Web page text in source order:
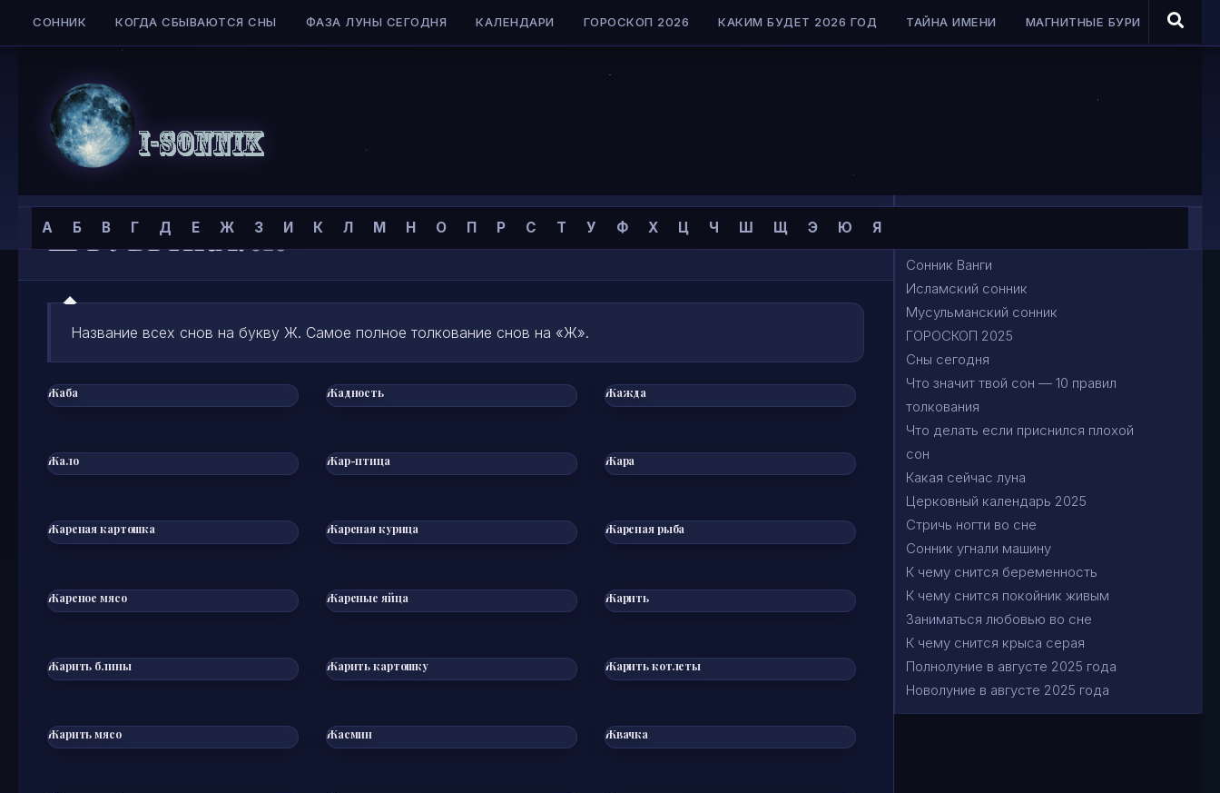
Skip to content
СОННИК КОГДА СБЫВАЮТСЯ СНЫ ФАЗА ЛУНЫ СЕГОДНЯ КАЛЕНДАРИ ГОРОСКОП 2026 КАКИМ БУДЕТ 2026 ГОД ТАЙНА ИМЕНИ МАГНИТНЫЕ БУРИ
Сонник
I-
SONNIK.COM
А Б В Г Д Е Ж З И К Л М Н О П Р С Т У Ф Х Ц Ч Ш Щ Э Ю Я
РУБРИКА:Ж
Название всех снов на букву Ж. Самое полное толкование снов на «Ж».
Жаба Жадность Жажда
Жало Жар-птица Жара
Жареная картошка Жареная курица Жареная рыба
Жареное мясо Жареные яйца Жарить
Жарить блины Жарить картошку Жарить котлеты
Жарить мясо Жасмин Жвачка
Сонник Ванги
Исламский сонник
Мусульманский сонник
ГОРОСКОП 2025
Сны сегодня
Что значит твой сон — 10 правил
толкования
Что делать если приснился плохой
сон
Какая сейчас луна
Церковный календарь 2025
Стричь ногти во сне
Сонник угнали машину
К чему снится беременность
К чему снится покойник живым
Заниматься любовью во сне
К чему снится крыса серая
Полнолуние в августе 2025 года
Новолуние в августе 2025 года